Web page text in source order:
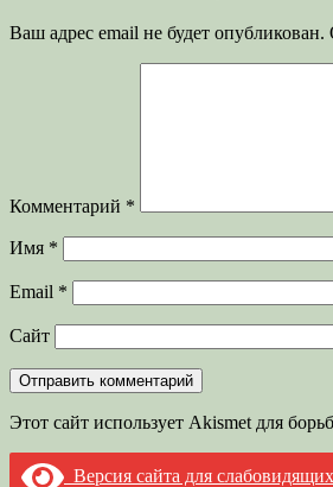
Ваш адрес email не будет опубликован.
Комментарий *
Имя *
Email *
Сайт
Этот сайт использует Akismet для
Версия сайта для слабовидящих